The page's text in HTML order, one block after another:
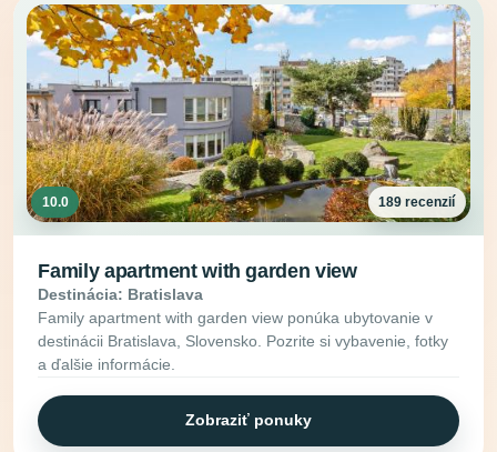
10.0 189 recenzií
Family apartment with garden view
Destinácia: Bratislava
Family apartment with garden view ponúka ubytovanie v
destinácii Bratislava, Slovensko. Pozrite si vybavenie, fotky
a ďalšie informácie.
Zobraziť ponuky